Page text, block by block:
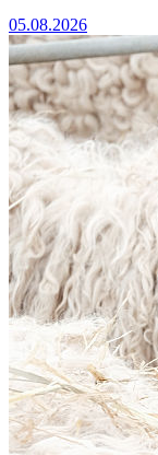
05.08.2026